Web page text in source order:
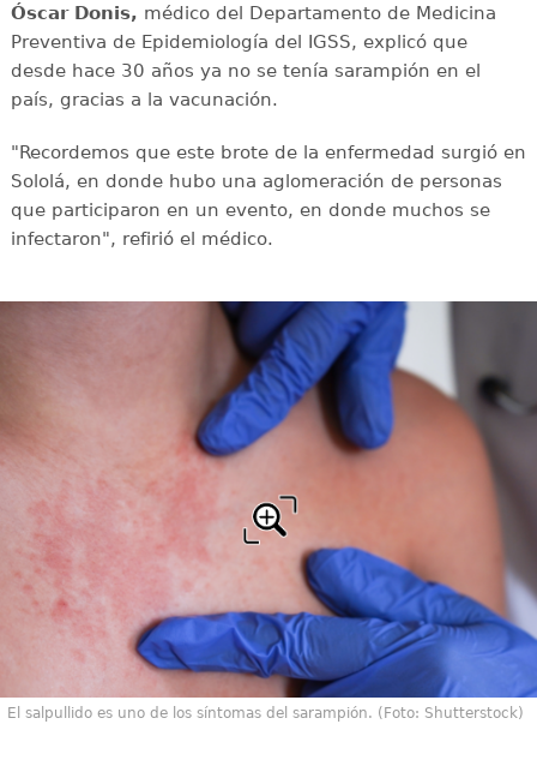
Óscar Donis, médico del Departamento de Medicina
Preventiva de Epidemiología del IGSS, explicó que
desde hace 30 años ya no se tenía sarampión en el
país, gracias a la vacunación.
"Recordemos que este brote de la enfermedad surgió en
Sololá, en donde hubo una aglomeración de personas
que participaron en un evento, en donde muchos se
infectaron", refirió el médico.
El salpullido es uno de los síntomas del sarampión. (Foto: Shutterstock)